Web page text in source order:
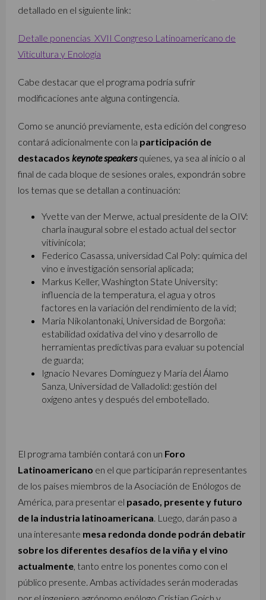
detallado en el siguiente link:
Detalle ponencias_XVII Congreso Latinoamericano de
Viticultura y Enología
Cabe destacar que el programa podría sufrir
modificaciones ante alguna contingencia.
Como se anunció previamente, esta edición del congreso
contará adicionalmente con la participación de
destacados keynote speakers quienes, ya sea al inicio o al
final de cada bloque de sesiones orales, expondrán sobre
los temas que se detallan a continuación:
Yvette van der Merwe, actual presidente de la OIV:
charla inaugural sobre el estado actual del sector
vitivinícola;
Federico Casassa, universidad Cal Poly: química del
vino e investigación sensorial aplicada;
Markus Keller, Washington State University:
influencia de la temperatura, el agua y otros
factores en la variación del rendimiento de la vid;
Maria Nikolantonaki, Universidad de Borgoña:
estabilidad oxidativa del vino y desarrollo de
herramientas predictivas para evaluar su potencial
de guarda;
Ignacio Nevares Domínguez y María del Álamo
Sanza, Universidad de Valladolid: gestión del
oxígeno antes y después del embotellado.
El programa también contará con un Foro
Latinoamericano en el que participarán representantes
de los países miembros de la Asociación de Enólogos de
América, para presentar el pasado, presente y futuro
de la industria latinoamericana . Luego, darán paso a
una interesante mesa redonda donde podrán debatir
sobre los diferentes desafíos de la viña y el vino
actualmente , tanto entre los ponentes como con el
público presente. Ambas actividades serán moderadas
por el ingeniero agrónomo enólogo Cristian Goich y